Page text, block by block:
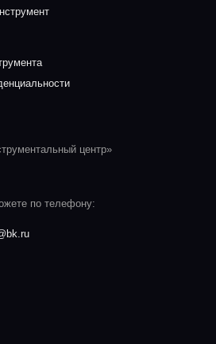
центр»
по телефону: